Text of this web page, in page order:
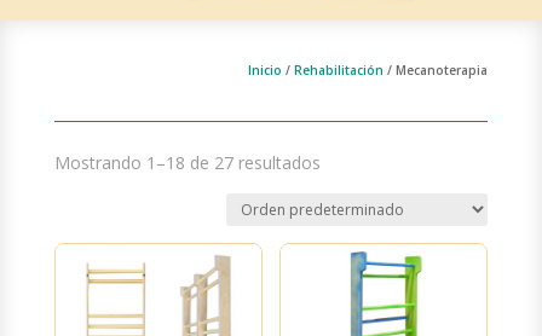
Inicio /Rehabilitación / Mecanoterapia
Mostrando 1–18 de 27 resultados